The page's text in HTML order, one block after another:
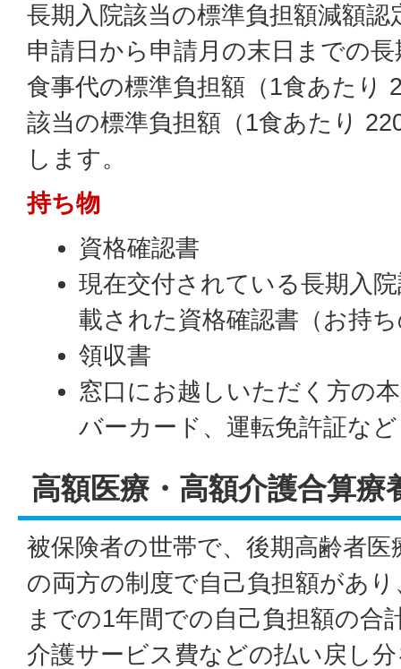
長期入院該当の標準負担額減額
申請日から申請月の末日までの
食事代の標準負担額（1食あたり
該当の標準負担額（1食あたり
します。
持ち物
資格確認書
現在交付されている長期入
載された資格確認書（お持
領収書
窓口にお越しいただく方の
バーカード、運転免許証な
高額医療・高額介護合算療
被保険者の世帯で、後期高齢者
の両方の制度で自己負担額があ
までの1年間での自己負担額の合
介護サービス費などの払い戻し